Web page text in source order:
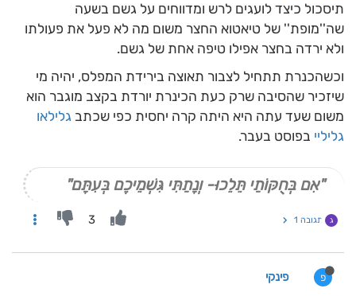
תיסכול כיצד לועגים לרש ומדווחים על גשם בשעה
שה''מופת'' של טיאטוא החצר משום מה לא פעל את פעולתו
ולא ירדה בחצר אפילו טיפה אחת של גשם.
וכשהכנרת תתחיל לצבור תאוצה בירידת המפלס, יהיה מי
שיזכיר שהסיבה שרק כעת הכינרת יורדת בקצב מוגבר הוא
משום שעד עתה היא היתה קרה יחסית כפי שכתב גלילאו
גליליי בפוסט בעבר.
"אִם בְּחֻקּוֹתַי תֵּלֵכוּ- וְנָתַתִּי גִּשְׁמֵיכֶם בְּעִתָּם"
ג תגובה 1 3
פ פינקי